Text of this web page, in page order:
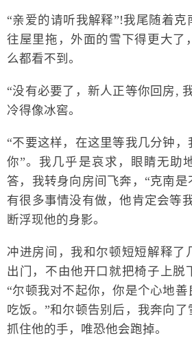
“亲爱的请听我解释”!我尾随着
往屋里拖，外面的雪下得更大了
么都看不到。
“没有必要了，新人正等你回房,
冷得像冰窖。
“不要这样，在这里等我几分钟
你”。我几乎是哀求，眼睛无助
答，我转身向房间飞奔，“克南
有很多事情没有做，他肯定会等
断浮现他的身影。
冲进房间，我和尔顿短短解释了
出门，不由他开口就把椅子上脱
“尔顿我对不起你，你是个心地
吃饭。”和尔顿告别后，我奔向
抓住他的手，唯恐他会跑掉。